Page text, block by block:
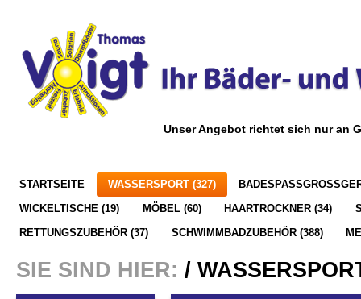
Unser Angebot richtet sich nur an
STARTSEITE WASSERSPORT (327)
WICKELTISCHE (19) MÖBEL (60) HAARTROCKNER (34)
RETTUNGSZUBEHÖR (37) SCHWIMMBADZUBEHÖR (388)
SIE SIND HIER: /